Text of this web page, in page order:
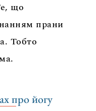
що
прани
Тобто
про йогу